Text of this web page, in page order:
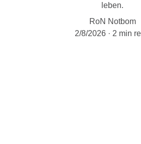
leben.
RoN Notbom
2/8/2026
2 min